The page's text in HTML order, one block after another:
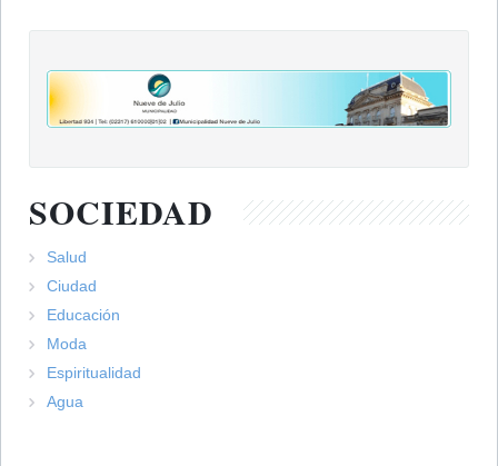
SOCIEDAD
Salud
Ciudad
Educación
Moda
Espiritualidad
Agua